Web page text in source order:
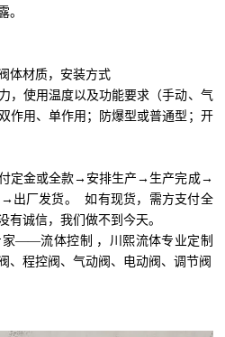
。
体材质，安装方式
，使用温度以及功能要求（手动、气
作用、单作用；防爆型或普通型；开
定金或全款→安排生产→生产完成→
出厂发货。 如有现货，需方支付全
有诚信，我们做不到今天。
家——流体控制 ，川熙流体专业定制
、程控阀、气动阀、电动阀、调节阀